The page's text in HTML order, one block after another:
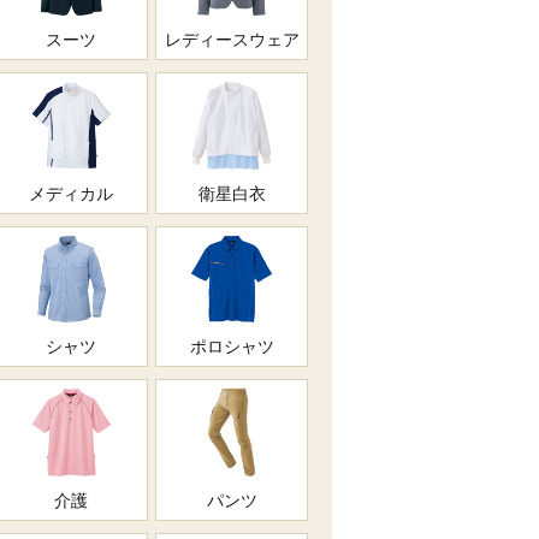
スーツ レディースウェア
メディカル 衛星白衣
シャツ ポロシャツ
介護 パンツ